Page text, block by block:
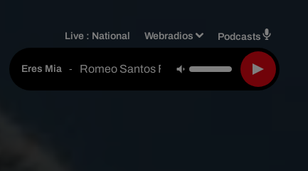
Live : National Webradios Podcasts
Eres Mia - Romeo Santos Feat. Aventura